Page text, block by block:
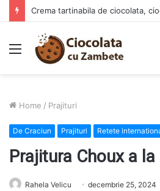
Prajitura Ananas Summer –
Menu
Home / Prajituri
De Craciun Prajituri Retete
Prajitura Choux a
Rahela Velicu decembrie 25, 2024